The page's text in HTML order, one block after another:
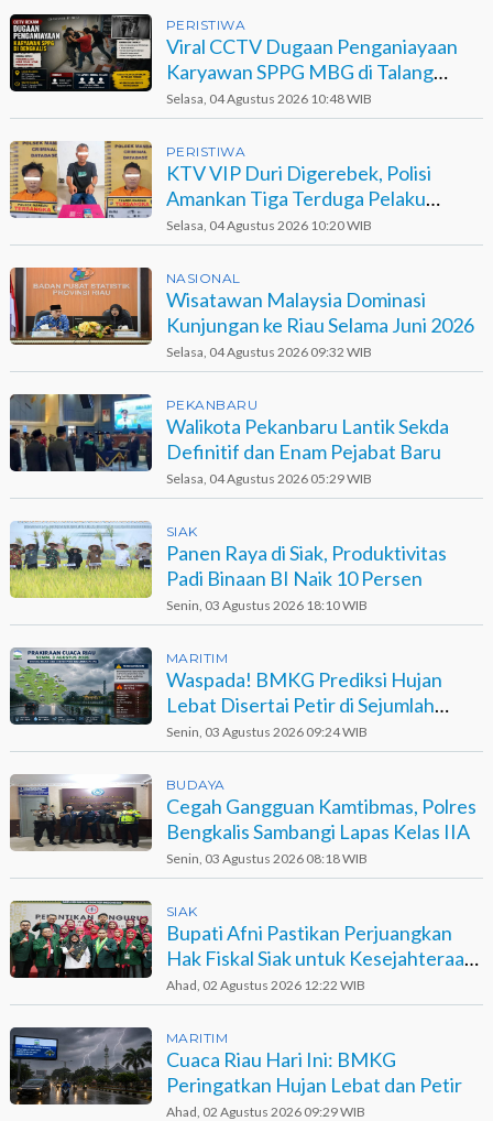
PERISTIWA
Viral CCTV Dugaan Penganiayaan
Karyawan SPPG MBG di Talang
Muandau
Selasa, 04 Agustus 2026 10:48 WIB
PERISTIWA
KTV VIP Duri Digerebek, Polisi
Amankan Tiga Terduga Pelaku
Narkotika
Selasa, 04 Agustus 2026 10:20 WIB
NASIONAL
Wisatawan Malaysia Dominasi
Kunjungan ke Riau Selama Juni 2026
Selasa, 04 Agustus 2026 09:32 WIB
PEKANBARU
Walikota Pekanbaru Lantik Sekda
Definitif dan Enam Pejabat Baru
Selasa, 04 Agustus 2026 05:29 WIB
SIAK
Panen Raya di Siak, Produktivitas
Padi Binaan BI Naik 10 Persen
Senin, 03 Agustus 2026 18:10 WIB
MARITIM
Waspada! BMKG Prediksi Hujan
Lebat Disertai Petir di Sejumlah
Wilayah Riau
Senin, 03 Agustus 2026 09:24 WIB
BUDAYA
Cegah Gangguan Kamtibmas, Polres
Bengkalis Sambangi Lapas Kelas IIA
Senin, 03 Agustus 2026 08:18 WIB
SIAK
Bupati Afni Pastikan Perjuangkan
Hak Fiskal Siak untuk Kesejahteraan
Dokter dan Tenaga Medis
Ahad, 02 Agustus 2026 12:22 WIB
MARITIM
Cuaca Riau Hari Ini: BMKG
Peringatkan Hujan Lebat dan Petir
Ahad, 02 Agustus 2026 09:29 WIB